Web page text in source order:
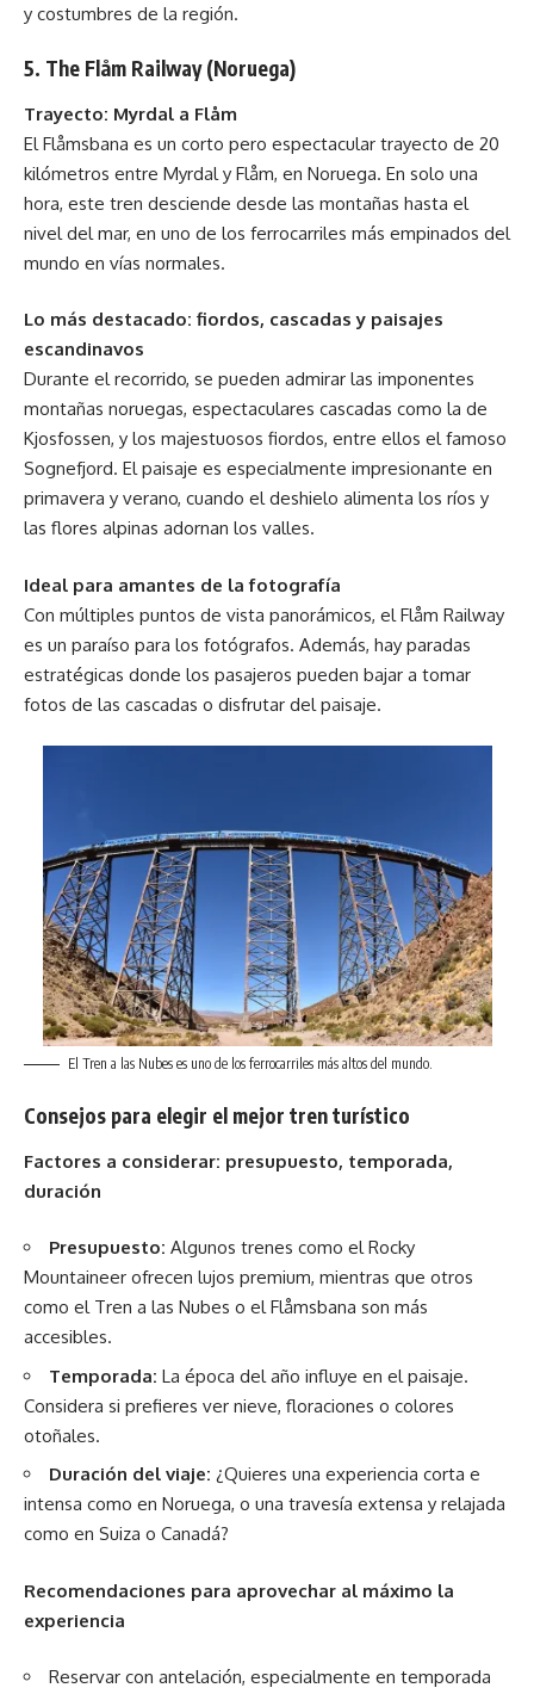
y costumbres de la región.
5. The Flåm Railway (Noruega)
Trayecto: Myrdal a Flåm
El Flåmsbana es un corto pero espectacular trayecto de 20
kilómetros entre Myrdal y Flåm, en Noruega. En solo una
hora, este tren desciende desde las montañas hasta el
nivel del mar, en uno de los ferrocarriles más empinados del
mundo en vías normales.
Lo más destacado: fiordos, cascadas y paisajes
escandinavos
Durante el recorrido, se pueden admirar las imponentes
montañas noruegas, espectaculares cascadas como la de
Kjosfossen, y los majestuosos fiordos, entre ellos el famoso
Sognefjord. El paisaje es especialmente impresionante en
primavera y verano, cuando el deshielo alimenta los ríos y
las flores alpinas adornan los valles.
Ideal para amantes de la fotografía
Con múltiples puntos de vista panorámicos, el Flåm Railway
es un paraíso para los fotógrafos. Además, hay paradas
estratégicas donde los pasajeros pueden bajar a tomar
fotos de las cascadas o disfrutar del paisaje.
El Tren a las Nubes es uno de los ferrocarriles más altos del mundo.
Consejos para elegir el mejor tren turístico
Factores a considerar: presupuesto, temporada,
duración
Presupuesto: Algunos trenes como el Rocky
Mountaineer ofrecen lujos premium, mientras que otros
como el Tren a las Nubes o el Flåmsbana son más
accesibles.
Temporada: La época del año influye en el paisaje.
Considera si prefieres ver nieve, floraciones o colores
otoñales.
Duración del viaje: ¿Quieres una experiencia corta e
intensa como en Noruega, o una travesía extensa y relajada
como en Suiza o Canadá?
Recomendaciones para aprovechar al máximo la
experiencia
Reservar con antelación, especialmente en temporada